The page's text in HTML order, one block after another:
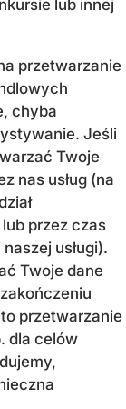
lub innej
przetwarzanie
chyba
Jeśli
Twoje
nas usług (na
przez czas
usługi).
Twoje dane
przetwarzanie
dla celów